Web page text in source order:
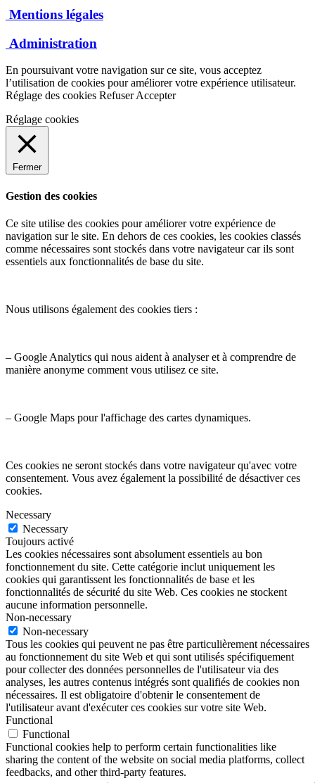
Mentions légales
Administration
En poursuivant votre navigation sur ce site, vous acceptez
l’utilisation de cookies pour améliorer votre expérience utilisateur.
Réglage des cookies RefuserAccepter
Réglage cookies
Fermer
Gestion des cookies
Ce site utilise des cookies pour améliorer votre expérience de
navigation sur le site. En dehors de ces cookies, les cookies classés
comme nécessaires sont stockés dans votre navigateur car ils sont
essentiels aux fonctionnalités de base du site.
Nous utilisons également des cookies tiers :
– Google Analytics qui nous aident à analyser et à comprendre de
manière anonyme comment vous utilisez ce site.
– Google Maps pour l'affichage des cartes dynamiques.
Ces cookies ne seront stockés dans votre navigateur qu'avec votre
consentement. Vous avez également la possibilité de désactiver ces
cookies.
Necessary
Necessary
Toujours activé
Les cookies nécessaires sont absolument essentiels au bon
fonctionnement du site. Cette catégorie inclut uniquement les
cookies qui garantissent les fonctionnalités de base et les
fonctionnalités de sécurité du site Web. Ces cookies ne stockent
aucune information personnelle.
Non-necessary
Non-necessary
Tous les cookies qui peuvent ne pas être particulièrement nécessaires
au fonctionnement du site Web et qui sont utilisés spécifiquement
pour collecter des données personnelles de l'utilisateur via des
analyses, les autres contenus intégrés sont qualifiés de cookies non
nécessaires. Il est obligatoire d'obtenir le consentement de
l'utilisateur avant d'exécuter ces cookies sur votre site Web.
Functional
Functional
Functional cookies help to perform certain functionalities like
sharing the content of the website on social media platforms, collect
feedbacks, and other third-party features.